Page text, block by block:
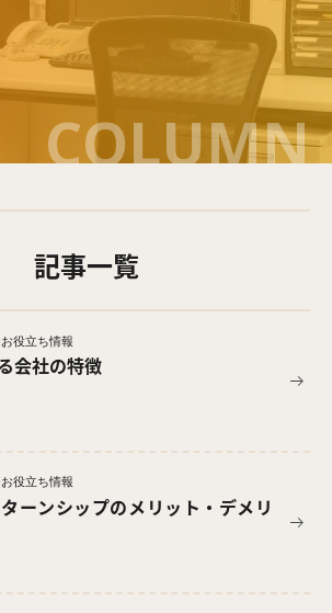
COLUMN
記事一覧
役立ち情報
会社の特徴
役立ち情報
ーンシップのメリット・デメリ